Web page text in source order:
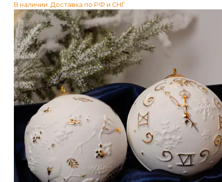
В наличии. Доставка по РФ и СНГ